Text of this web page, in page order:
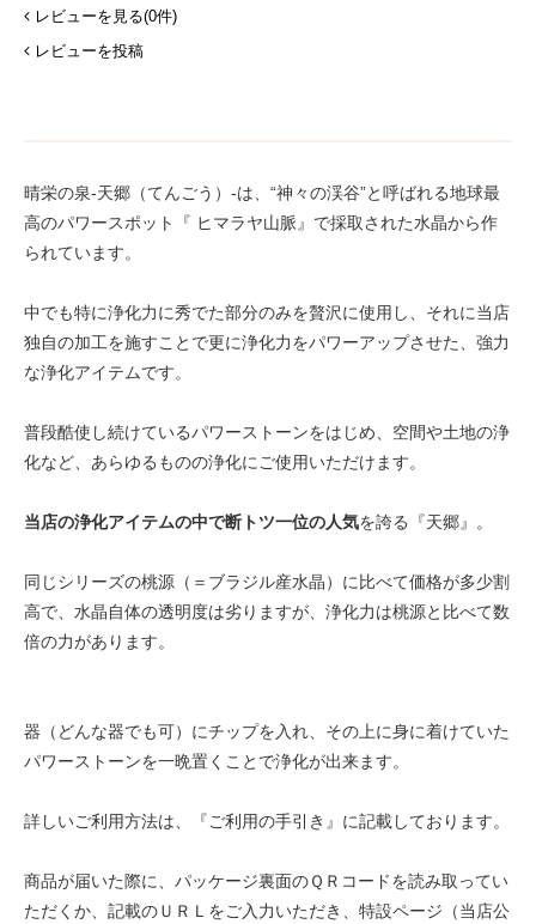
レビューを見る(0件)
レビューを投稿
晴栄の泉-天郷（てんごう）-は、“神々の渓谷”と呼ばれる地球最
高のパワースポット『 ヒマラヤ山脈』で採取された水晶から作
られています。
中でも特に浄化力に秀でた部分のみを贅沢に使用し、それに当店
独自の加工を施すことで更に浄化力をパワーアップさせた、強力
な浄化アイテムです。
普段酷使し続けているパワーストーンをはじめ、空間や土地の浄
化など、あらゆるものの浄化にご使用いただけます。
当店の浄化アイテムの中で断トツ一位の人気を誇る『天郷』。
同じシリーズの桃源（＝ブラジル産水晶）に比べて価格が多少割
高で、水晶自体の透明度は劣りますが、浄化力は桃源と比べて数
倍の力があります。
器（どんな器でも可）にチップを入れ、その上に身に着けていた
パワーストーンを一晩置くことで浄化が出来ます。
詳しいご利用方法は、『ご利用の手引き』に記載しております。
商品が届いた際に、パッケージ裏面のＱＲコードを読み取ってい
ただくか、記載のＵＲＬをご入力いただき、特設ページ（当店公